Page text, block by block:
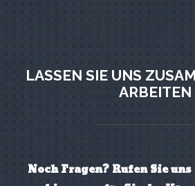
LASSEN SIE UNS
ARBEITEN
Noch Fragen? Rufen Sie